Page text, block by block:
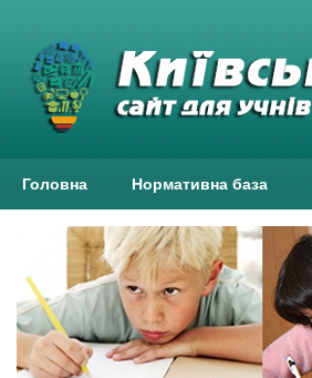
Головна Нормативна база